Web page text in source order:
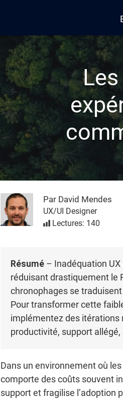
Par David Mendes
UX/UI Designer
Lectures: 140
Résumé – Inadéquation
réduisant drastiquement le
chronophages se
Pour transformer cette
implémentez des itérations
productivité, support
Dans un environnement où
comporte des coûts souvent
support et fragilise l’adoption